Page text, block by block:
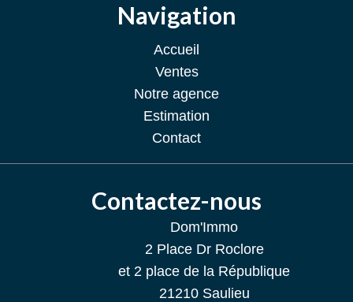
Navigation
Accueil
Ventes
Notre agence
Estimation
Contact
Contactez-nous
Dom'Immo
2 Place Dr Roclore
et 2 place de la République
21210Saulieu